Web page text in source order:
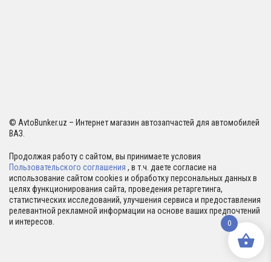
© AvtoBunker.uz – Интернет магазин автозапчастей для автомобилей
ВАЗ.
Продолжая работу с сайтом, вы принимаете условия
Пользовательского соглашения , в т.ч. даете согласие на
использование сайтом cookies и обработку персональных данных в
целях функционирования сайта, проведения ретаргетинга,
статистических исследований, улучшения сервиса и предоставления
релевантной рекламной информации на основе ваших предпочтений
и интересов.
0